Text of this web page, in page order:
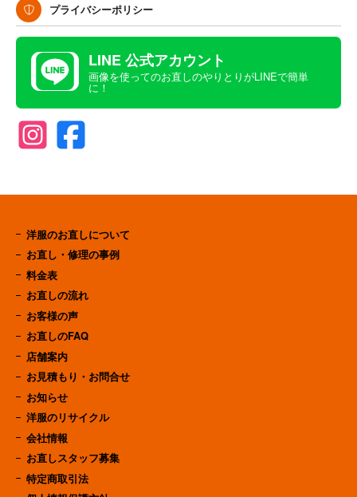
プライバシーポリシー
LINE 公式アカウント
画像を使ってのお直しのやりとりがLINEで簡単
に！
洋服のお直しについて
お直し・修理の事例
料金表
お直しの流れ
お客様の声
お直しのFAQ
店舗案内
お見積もり・お問合せ
お知らせ
洋服のリサイクル
会社情報
お直しスタッフ募集
特定商取引法